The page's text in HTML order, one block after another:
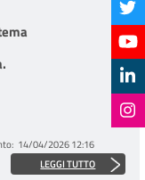
14/04/2026 12:16
LEGGI TUTTO